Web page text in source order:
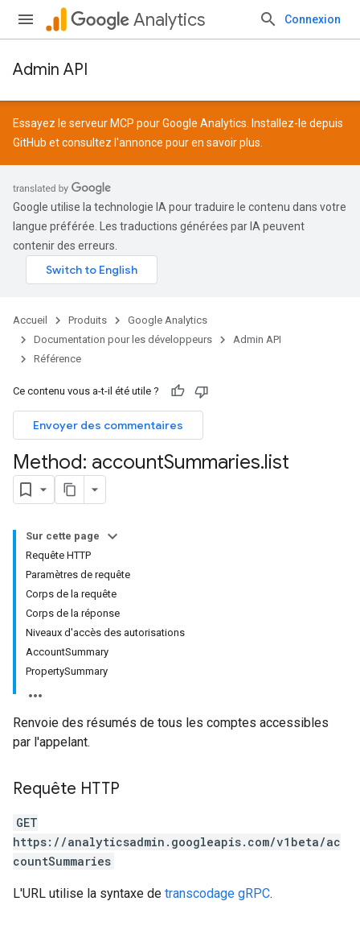
Analytics Connexion
Admin API
Essayez le serveur MCP pour Google Analytics. Installez-le depuis
GitHub et consultez l'annonce pour en savoir plus.
Google utilise la technologie IA pour traduire le contenu dans votre
langue préférée. Les traductions générées par IA peuvent
contenir des erreurs.
Accueil Produits
Google Analytics
Documentation pour les développeurs
Admin API
Référence
Ce contenu vous a-t-il été utile ?
Envoyer des commentaires
Method: accountSummaries.list
Sur cette page
Requête HTTP
Paramètres de requête
Corps de la requête
Corps de la réponse
Niveaux d'accès des autorisations
AccountSummary
PropertySummary
Renvoie des résumés de tous les comptes accessibles
par l'appelant.
Requête HTTP
GET
https://analyticsadmin.googleapis.com/v1beta/ac
countSummaries
L'URL utilise la syntaxe de transcodage gRPC.